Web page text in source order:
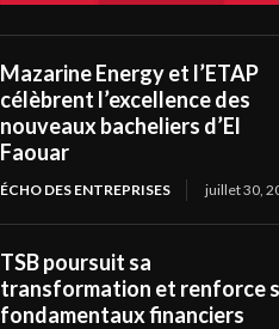
Mazarine Energy et l’ETAP
célèbrent l’excellence des
nouveaux bacheliers d’El
Faouar
ÉCHO DES ENTREPRISES juillet 30,
TSB poursuit sa
transformation et renforce
fondamentaux financiers